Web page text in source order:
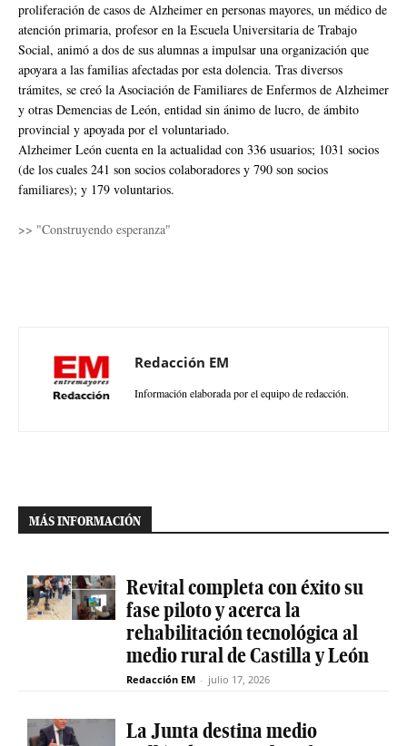
proliferación de casos de Alzheimer en personas mayores, un médico de
atención primaria, profesor en la Escuela Universitaria de Trabajo
Social, animó a dos de sus alumnas a impulsar una organización que
apoyara a las familias afectadas por esta dolencia. Tras diversos
trámites, se creó la Asociación de Familiares de Enfermos de Alzheimer
y otras Demencias de León, entidad sin ánimo de lucro, de ámbito
provincial y apoyada por el voluntariado.
Alzheimer León cuenta en la actualidad con 336 usuarios; 1031 socios
(de los cuales 241 son socios colaboradores y 790 son socios
familiares); y 179 voluntarios.
>> "Construyendo esperanza"
Redacción EM
Información elaborada por el equipo de redacción.
MÁS INFORMACIÓN
Revital completa con éxito su
fase piloto y acerca la
rehabilitación tecnológica al
medio rural de Castilla y León
Redacción EM - julio 17, 2026
La Junta destina medio